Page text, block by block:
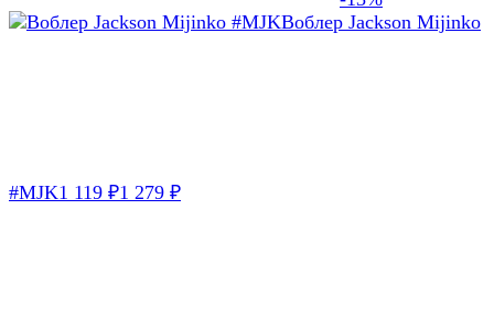
Воблер Jackson Mijinko
#MJK1 119 ₽1 279 ₽